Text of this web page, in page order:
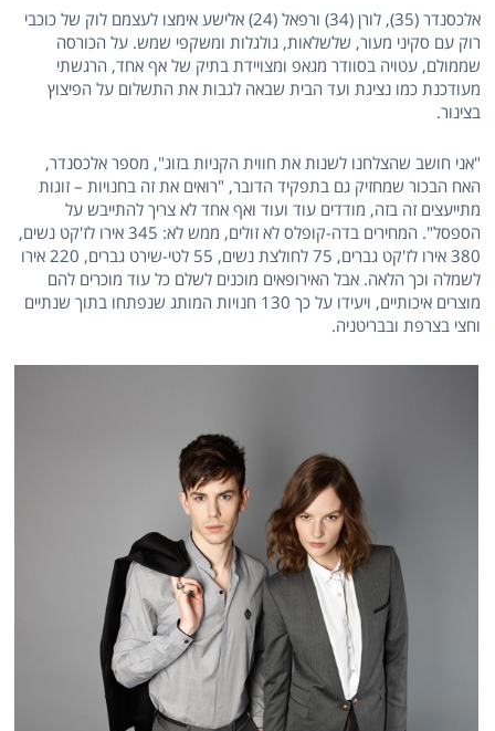
אלכסנדר (35), לורן (34) ורפאל (24) אלישע אימצו לעצמם לוק של כוכבי
רוק עם סקיני מעור, שלשלאות, גולגלות ומשקפי שמש. על הכורסה
שממולם, עטויה בסוודר מגאפ ומצויידת בתיק של אף אחד, הרגשתי
מעודכנת כמו נציגת ועד הבית שבאה לגבות את התשלום על הפיצוץ
בצינור.
"אני חושב שהצלחנו לשנות את חווית הקניות בזוג", מספר אלכסנדר,
האח הבכור שמחזיק גם בתפקיד הדובר, "רואים את זה בחנויות – זוגות
מתייעצים זה בזה, מודדים עוד ועוד ואף אחד לא צריך להתייבש על
הספסל". המחירים בדה-קופלס לא זולים, ממש לא: 345 אירו לז'קט נשים,
380 אירו לז'קט גברים, 75 לחולצת נשים, 55 לטי-שירט גברים, 220 אירו
לשמלה וכך הלאה. אבל האירופאים מוכנים לשלם כל עוד מוכרים להם
מוצרים איכותיים, ויעידו על כך 130 חנויות המותג שנפתחו בתוך שנתיים
וחצי בצרפת ובבריטניה.